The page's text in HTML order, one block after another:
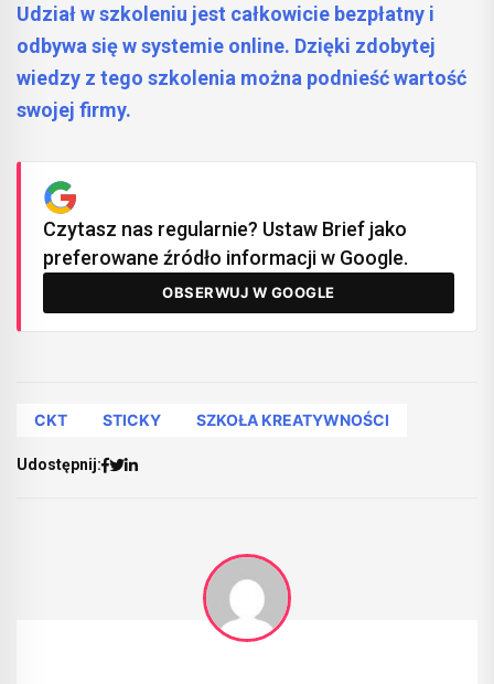
Udział w szkoleniu jest całkowicie bezpłatny i
odbywa się w systemie online. Dzięki zdobytej
wiedzy z tego szkolenia można podnieść wartość
swojej firmy.
Czytasz nas regularnie? Ustaw Brief jako
preferowane źródło informacji w Google.
OBSERWUJ W GOOGLE
CKT STICKY SZKOŁA KREATYWNOŚCI
Udostępnij: